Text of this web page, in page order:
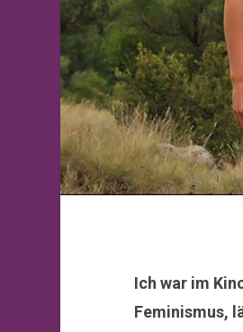
Ich war im
Feminismus,